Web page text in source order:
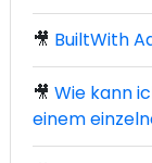
🎥 BuiltWith
🎥 Wie kann
einem